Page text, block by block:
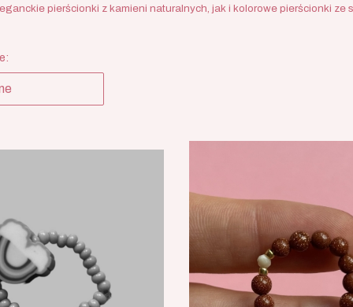
pierścionki z kamieni naturalnych, jak i kolorowe pierścionki ze